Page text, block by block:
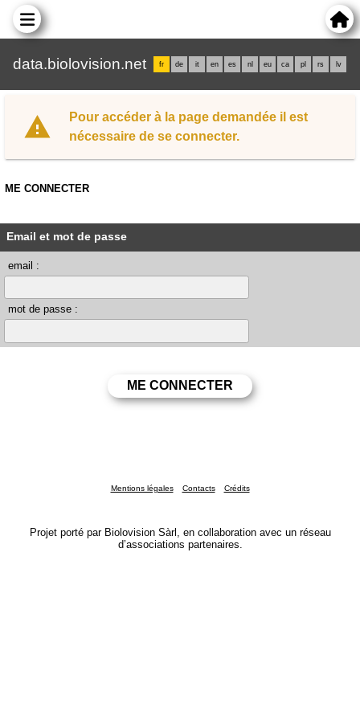
data.biolovision.net fr de it en es nl eu ca pl rs lv
Pour accéder à la page demandée il est
nécessaire de se connecter.
ME CONNECTER
Email et mot de passe
email :
mot de passe :
Mentions légales Contacts Crédits
Projet porté par Biolovision Sàrl, en collaboration avec un réseau
d’associations partenaires.